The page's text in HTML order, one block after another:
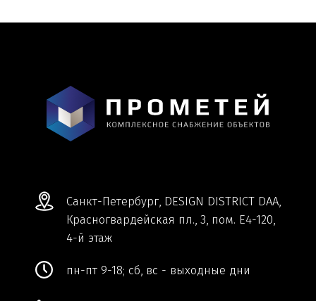
сайте, являются справочными и не
Сделано в